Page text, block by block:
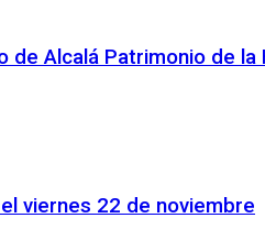
de Alcalá Patrimonio de
viernes 22 de noviembre